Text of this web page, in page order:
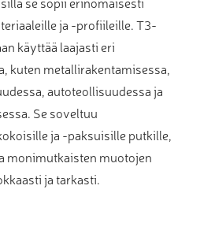
ja -profiileille. T3-
käyttää laajasti eri
kuten metallirakentamisessa,
autoteollisuudessa ja
Se soveltuu
ja -paksuisille putkille,
monimutkaisten muotojen
ja tarkasti.